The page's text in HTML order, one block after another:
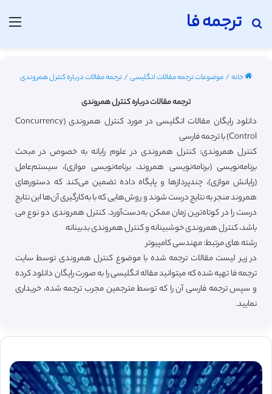
ترجمه فا
جستجو برای
خانه/موضوعات ترجمه مقالات انگلیسی/ترجمه مقالات درباره کنترل همروندی
ترجمه مقالات درباره کنترل همروندی
دانلود رایگان مقالات انگلیسی در مورد کنترل همروندی (Concurrency
Control) با ترجمه فارسی
کنترل همروندی: کنترل همروندی در علوم رایانه به خصوص در مبحث
برنامه‌نویسی (برنامه‌نویسی همروند، برنامه‌نویسی موازی)، سیستم‌عامل
(رایانش موازی)، چندپردازها و پایگاه داده تضمین می‌کند که دستورهای
همروند منجر به نتایج درست شوند و روش‌هایی که با به‌کارگیری آن‌ها این نتایج
درست را در کوتاه‌ترین زمان ممکن به‌دست‌آورد. کنترل همروندی دو نوع می
باشد، کنترل همروندی خوشبینانه و کنترل همروندی بدبینانه
رشته های مرتبط: مهندسی کامپیوتر
در زیر لیست مقالات ترجمه شده با موضوع کنترل همروندی توسط سایت
ترجمه فا تهیه شده که میتوانید مقاله انگلیسی را به صورت رایگان دانلود کرده
و سپس ترجمه فارسی آن را که توسط مترجمین مجرب ترجمه شده، خریداری
نمایید.